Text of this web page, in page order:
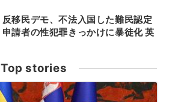
反移民デモ、不法入国した難民認定
申請者の性犯罪きっかけに暴徒化 英
Top stories